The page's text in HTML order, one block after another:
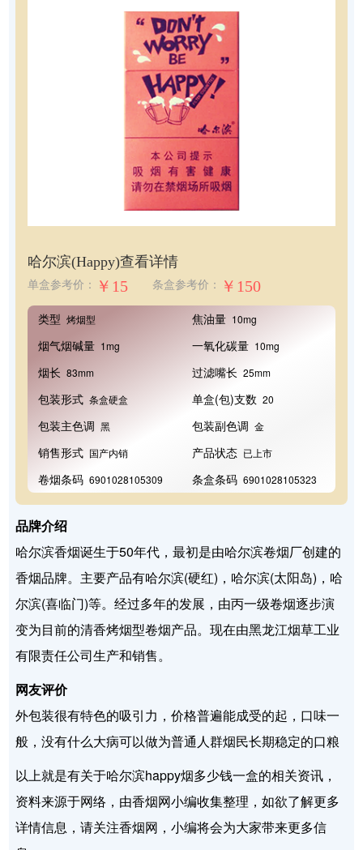
哈尔滨(Happy)查看详情
单盒参考价： ￥15 条盒参考价： ￥150
类型 烤烟型 焦油量 10mg
烟气烟碱量 1mg 一氧化碳量 10mg
烟长 83mm 过滤嘴长 25mm
包装形式 条盒硬盒 单盒(包)支数 20
包装主色调 黑 包装副色调 金
销售形式 国产内销 产品状态 已上市
卷烟条码 6901028105309 条盒条码 6901028105323
品牌介绍
哈尔滨香烟诞生于50年代，最初是由哈尔滨卷烟厂创建的
香烟品牌。主要产品有哈尔滨(硬红)，哈尔滨(太阳岛)，哈
尔滨(喜临门)等。经过多年的发展，由丙一级卷烟逐步演
变为目前的清香烤烟型卷烟产品。现在由黑龙江烟草工业
有限责任公司生产和销售。
网友评价
外包装很有特色的吸引力，价格普遍能成受的起，口味一
般，没有什么大病可以做为普通人群烟民长期稳定的口粮
以上就是有关于哈尔滨happy烟多少钱一盒的相关资讯，
资料来源于网络，由香烟网小编收集整理，如欲了解更多
详情信息，请关注香烟网，小编将会为大家带来更多信